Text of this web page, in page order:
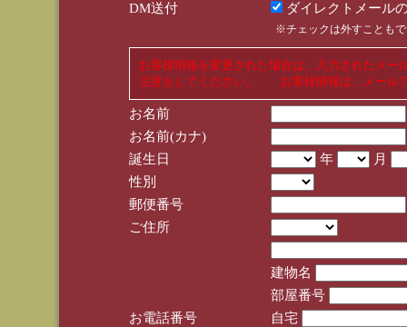
DM送付 ダイレクトメール
※チェックは外すことも
お客様情報を変更された場合は、入力されたメ
注意をしてください。 お客様情報は、メール
お名前
お名前(カナ)
誕生日
年
月
性別
郵便番号
ご住所
建物名
部屋番号
お電話番号
自宅